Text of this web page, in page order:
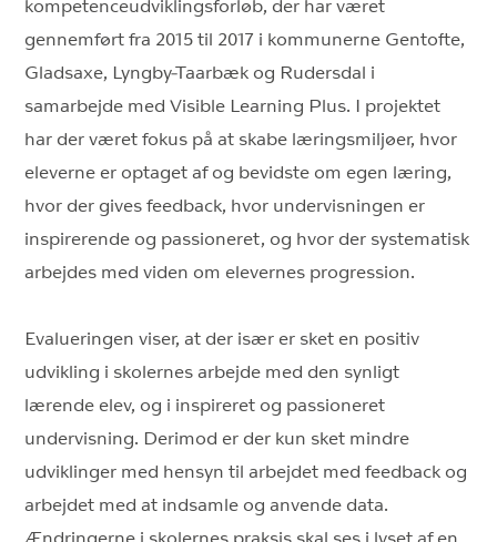
kompetenceudviklingsforløb, der har været
gennemført fra 2015 til 2017 i kommunerne Gentofte,
Gladsaxe, Lyngby-Taarbæk og Rudersdal i
samarbejde med Visible Learning Plus. I projektet
har der været fokus på at skabe læringsmiljøer, hvor
eleverne er optaget af og bevidste om egen læring,
hvor der gives feedback, hvor undervisningen er
inspirerende og passioneret, og hvor der systematisk
arbejdes med viden om elevernes progression.
Evalueringen viser, at der især er sket en positiv
udvikling i skolernes arbejde med den synligt
lærende elev, og i inspireret og passioneret
undervisning. Derimod er der kun sket mindre
udviklinger med hensyn til arbejdet med feedback og
arbejdet med at indsamle og anvende data.